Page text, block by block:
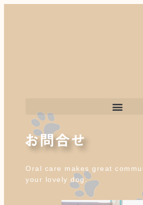
お問合せ
Oral care makes great
your lovely dog.